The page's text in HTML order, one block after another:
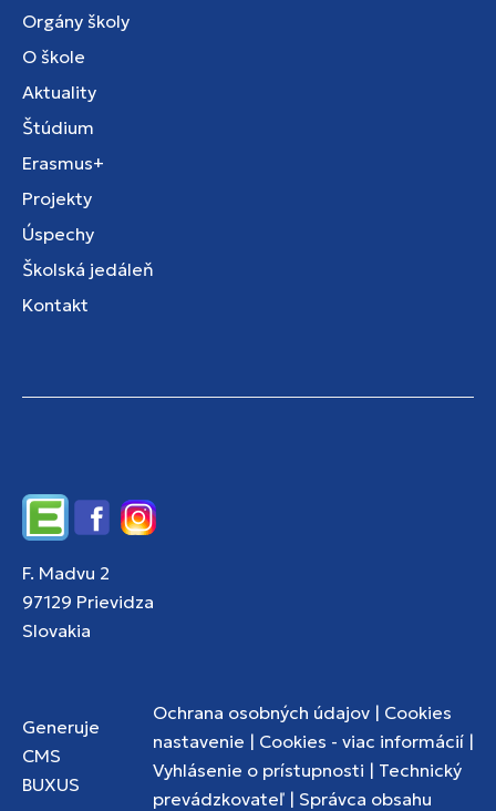
Orgány školy
O škole
Aktuality
Štúdium
Erasmus+
Projekty
Úspechy
Školská jedáleň
Kontakt
EdupageFacebookInstagram
F. Madvu 2
97129 Prievidza
Slovakia
Generuje
CMS
BUXUS
Ochrana osobných údajov | Cookies
nastavenie | Cookies - viac informácií |
Vyhlásenie o prístupnosti | Technický
prevádzkovateľ | Správca obsahu